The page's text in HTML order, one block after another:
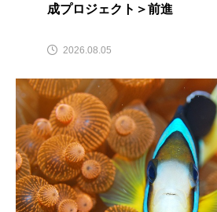
キーワードから探す
かんぱち
アイナメ アオウオ ア
アオリイカ アカアジ
アカクラゲ アカザ ア
アカムツ アカメ アク
成プロジェクト＞前進
2026.08.05